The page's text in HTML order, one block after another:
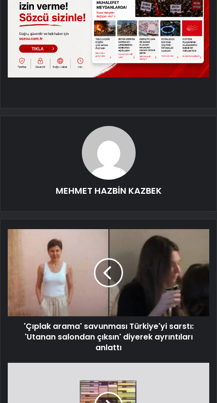
MEHMET HAZBİN KAZBEK
'Çıplak arama' savunması Türkiye'yi sarstı:
'Utanan salondan çıksın' diyerek ayrıntıları
anlattı